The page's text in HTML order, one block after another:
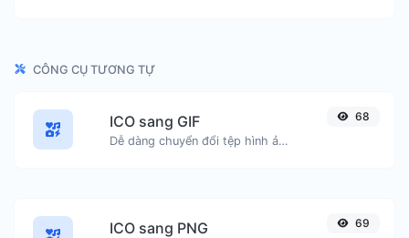
CÔNG CỤ TƯƠNG TỰ
ICO sang GIF
Dễ dàng chuyển đổi tệp hình ảnh ICO sang GIF.
68
ICO sang PNG 69